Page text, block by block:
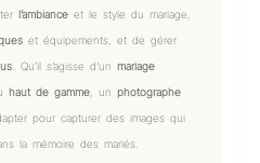
l’ambiance et le style du mariage,
et équipements, et de gérer
. Qu’il s’agisse d’un mariage
haut de gamme, un photographe
pour capturer des images qui
la mémoire des mariés.